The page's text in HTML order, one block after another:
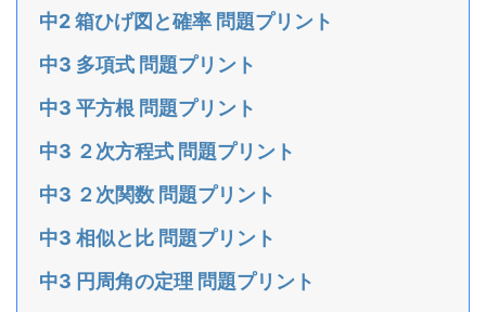
中2 箱ひげ図と確率 問題プリント
中3 多項式 問題プリント
中3 平方根 問題プリント
中3 ２次方程式 問題プリント
中3 ２次関数 問題プリント
中3 相似と比 問題プリント
中3 円周角の定理 問題プリント